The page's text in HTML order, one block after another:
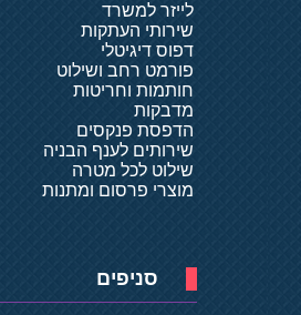
לייזר למשרד
שירותי העתקות
דפוס דיגיטלי
פורמט רחב ושילוט
חותמות וחריטות
מדבקות
הדפסת פנקסים
שירותים לענף הבניה
שילוט לכל מטרה
מוצרי פרסום ומתנות
סניפים